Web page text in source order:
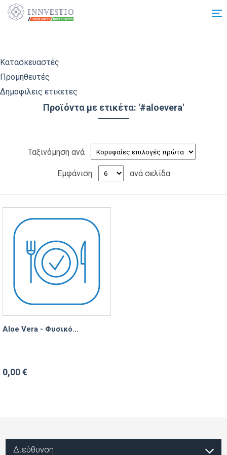
Additionally, paste this code immediately after the opening tag:
Κατασκευαστές
Προμηθευτές
Δημοφιλεις ετικετες
Προϊόντα με ετικέτα: '#aloevera'
Ταξινόμηση ανά
Εμφάνιση ανά σελίδα
Aloe Vera - Φυσικό...
0,00 €
Διεύθυνση